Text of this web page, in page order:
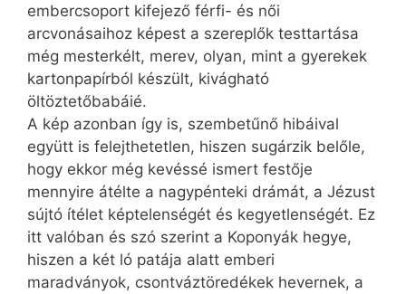
embercsoport kifejező férfi- és női
arcvonásaihoz képest a szereplők testtartása
még mesterkélt, merev, olyan, mint a gyerekek
kartonpapírból készült, kivágható
öltöztetőbabáié.
A kép azonban így is, szembetűnő hibáival
együtt is felejthetetlen, hiszen sugárzik belőle,
hogy ekkor még kevéssé ismert festője
mennyire átélte a nagypénteki drámát, a Jézust
sújtó ítélet képtelenségét és kegyetlenségét. Ez
itt valóban és szó szerint a Koponyák hegye,
hiszen a két ló patája alatt emberi
maradványok, csontváztöredékek hevernek, a